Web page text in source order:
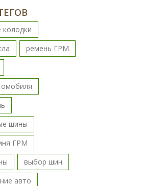
ремень ГРМ
шины
ГРМ
выбор шин
авто